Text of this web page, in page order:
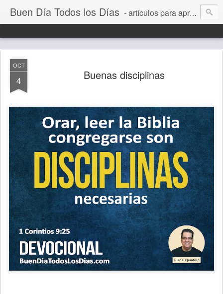
Buen Día Todos los Días - artículos para aprender a vivir mejor, un día a la vez. Por Juan C Quintero
OCT
4 Buenas disciplinas